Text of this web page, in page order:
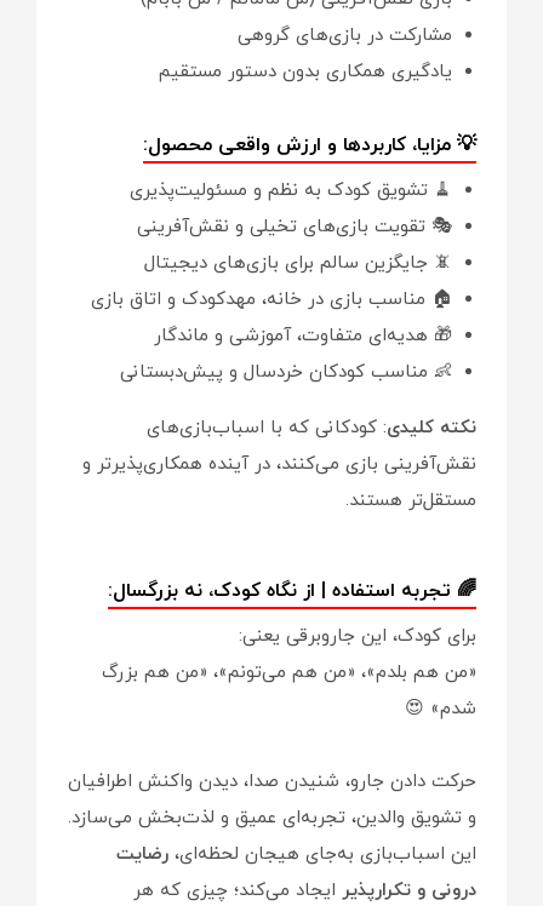
مشارکت در بازی‌های گروهی
یادگیری همکاری بدون دستور مستقیم
💡 مزایا، کاربردها و ارزش واقعی محصول:
🧹 تشویق کودک به نظم و مسئولیت‌پذیری
🎭 تقویت بازی‌های تخیلی و نقش‌آفرینی
📵 جایگزین سالم برای بازی‌های دیجیتال
🏠 مناسب بازی در خانه، مهدکودک و اتاق بازی
🎁 هدیه‌ای متفاوت، آموزشی و ماندگار
👶 مناسب کودکان خردسال و پیش‌دبستانی
نکته کلیدی: کودکانی که با اسباب‌بازی‌های
نقش‌آفرینی بازی می‌کنند، در آینده همکاری‌پذیرتر و
مستقل‌تر هستند.
🌈 تجربه استفاده | از نگاه کودک، نه بزرگسال:
برای کودک، این جاروبرقی یعنی:
«من هم بلدم»، «من هم می‌تونم»، «من هم بزرگ
شدم» 😍
حرکت دادن جارو، شنیدن صدا، دیدن واکنش اطرافیان
و تشویق والدین، تجربه‌ای عمیق و لذت‌بخش می‌سازد.
این اسباب‌بازی به‌جای هیجان لحظه‌ای، رضایت
درونی و تکرارپذیر ایجاد می‌کند؛ چیزی که هر